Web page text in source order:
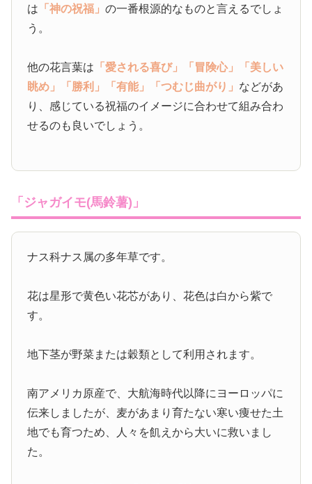
は 「神の祝福」の一番根源的なものと言えるでしょ
う。
他の花言葉は 「愛される喜び」 「冒険心」
「美しい
眺め」
「勝利」 「有能」 「つむじ曲がり」 などがあ
り、感じている祝福のイメージに合わせて組み合わ
せるのも良いでしょう。
「ジャガイモ(馬鈴薯)」
ナス科ナス属の多年草です。
花は星形で黄色い花芯があり、花色は白から紫で
す。
地下茎が野菜または穀類として利用されます。
南アメリカ原産で、大航海時代以降にヨーロッパに
伝来しましたが、麦があまり育たない寒い痩せた土
地でも育つため、人々を飢えから大いに救いまし
た。